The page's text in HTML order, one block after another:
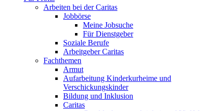
Arbeiten bei der Caritas
Jobbörse
Meine Jobsuche
Für Dienstgeber
Soziale Berufe
Arbeitgeber Caritas
Fachthemen
Armut
Aufarbeitung Kinderkurheime und
Verschickungskinder
Bildung und Inklusion
Caritas